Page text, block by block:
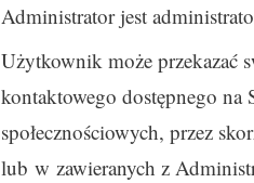
Administrator jest
Użytkownik może przekazać
kontaktowego dostępnego
społecznościowych, przez
lub w zawieranych z